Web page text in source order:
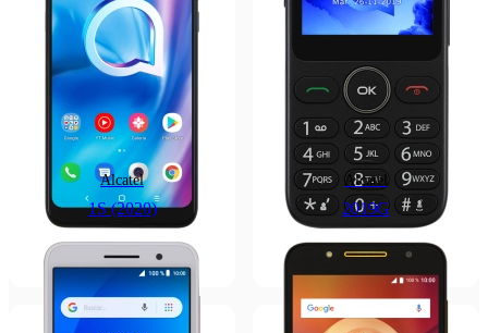
Alcatel
1S (2020)
Alcatel
2019G